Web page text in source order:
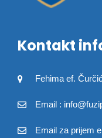
Kontakt
Fehima ef.
Email :
Email za prijem